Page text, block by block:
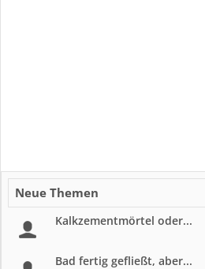
Neue Themen
Kalkzementmörtel oder...
Bad fertig gefließt, aber...